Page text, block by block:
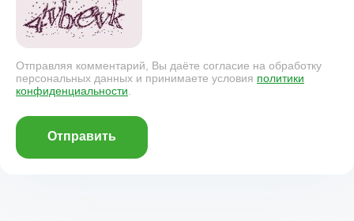
Отправляя комментарий, Вы даёте согласие на обработку
персональных данных и принимаете условия политики
конфиденциальности
Отправить